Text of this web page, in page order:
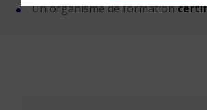
Un organisme de formation